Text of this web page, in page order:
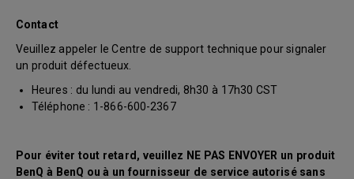
Contact
Veuillez appeler le Centre de support technique pour signaler
un produit défectueux.
Heures : du lundi au vendredi, 8h30 à 17h30 CST
Téléphone : 1-866-600-2367
Pour éviter tout retard, veuillez NE PAS ENVOYER un produit
BenQ à BenQ ou à un fournisseur de service autorisé sans